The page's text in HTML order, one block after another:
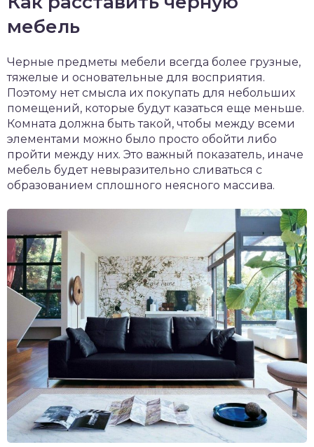
мебель
Черные предметы мебели всегда более грузные,
тяжелые и основательные для восприятия.
Поэтому нет смысла их покупать для небольших
помещений, которые будут казаться еще меньше.
Комната должна быть такой, чтобы между всеми
элементами можно было просто обойти либо
пройти между них. Это важный показатель, иначе
мебель будет невыразительно сливаться с
образованием сплошного неясного массива.